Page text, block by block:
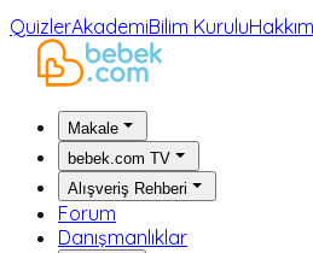
QuizlerAkademiBilim Kurulu
Makale
bebek.com TV
Alışveriş Rehberi
Forum
Danışmanlıklar